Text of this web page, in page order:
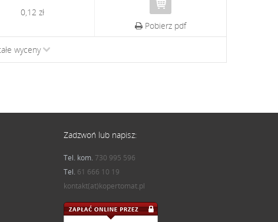
0,12 zł
Pobierz pdf
wyceny ↓
Zadzwoń lub napisz:
Tel. kom. 730 995 596
Tel. 61 666 10 19
kontakt(at)kopertomat.pl